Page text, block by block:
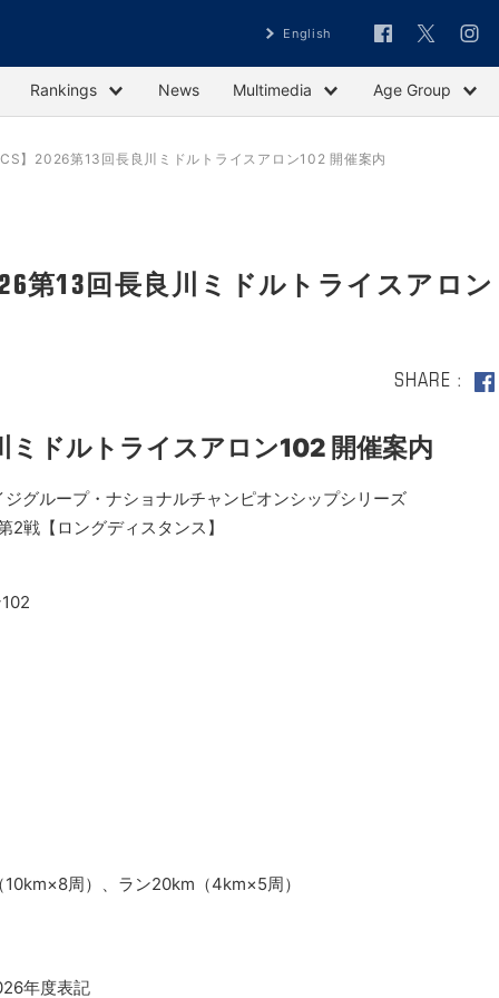
English
Rankings News Multimedia Age Group
】2026第13回長良川ミドルトライスアロン102 開催案内
第13回長良川ミドルトライスアロン
SHARE
ドルトライスアロン102 開催案内
グループ・ナショナルチャンピオンシップシリーズ
2戦【ロングディスタンス】
周）、ラン20km（4km×5周）
年度表記